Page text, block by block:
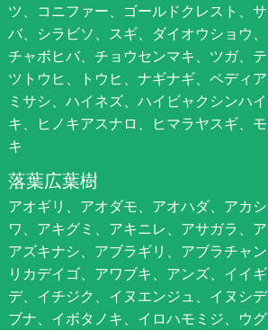
ツ、コニファー、ゴールドクレスト、
バ、シラビソ、スギ、ダイオウショウ、
チャボヒバ、チョウセンマキ、ツガ、テ
ツトウヒ、トウヒ、ナギナギ、ペディ
ミサシ、ハイネズ、ハイビャクシンハ
キ、ヒノキアスナロ、ヒマラヤスギ、
キ
落葉広葉樹
アオギリ、アオダモ、アオハダ、アカ
ワ、アキグミ、アキニレ、アサガラ、ア
アズキナシ、アブラギリ、アブラチャ
リカデイゴ、アワブキ、アンズ、イイ
デ、イチジク、イヌエンジュ、イヌシ
ブナ、イボタノキ、イロハモミジ、ウ